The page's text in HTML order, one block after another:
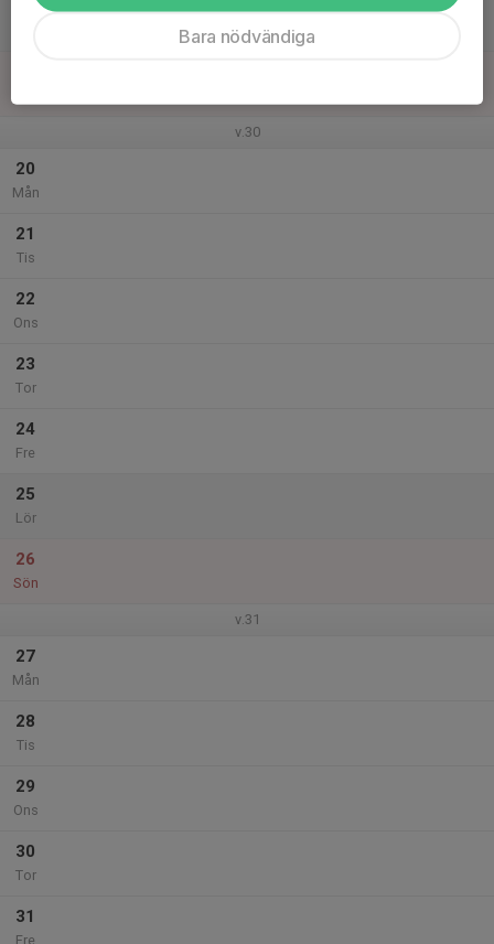
v.30
20
Mån
21
Tis
22
Ons
23
Tor
24
Fre
25
Lör
26
Sön
v.31
27
Mån
28
Tis
29
Ons
30
Tor
31
Fre
Bara nödvändiga